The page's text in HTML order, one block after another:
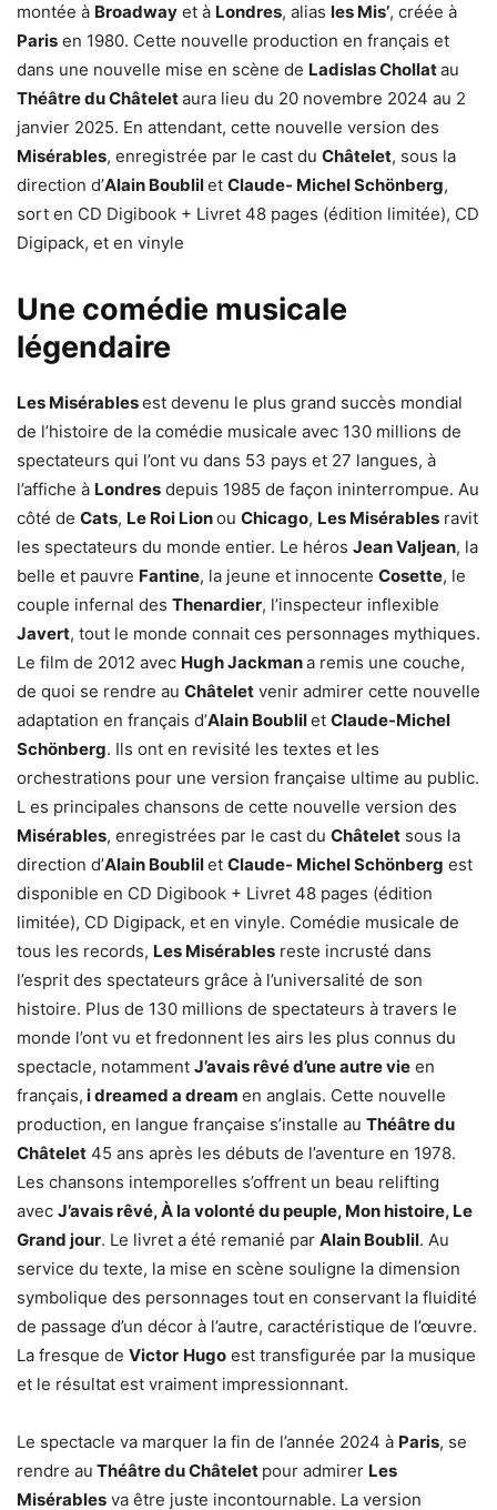
montée à Broadway et à Londres, alias les Mis’, créée à
Paris en 1980. Cette nouvelle production en français et
dans une nouvelle mise en scène de Ladislas Chollatau
Théâtre du Châteletaura lieu du 20 novembre 2024 au 2
janvier 2025. En attendant, cette nouvelle version des
Misérables, enregistrée par le cast du Châtelet, sous la
direction d’Alain Boublilet Claude- Michel Schönberg,
sort en CD Digibook + Livret 48 pages (édition limitée), CD
Digipack, et en vinyle
Une comédie musicale
légendaire
Les Misérablesest devenu le plus grand succès mondial
de l’histoire de la comédie musicale avec 130 millions de
spectateurs qui l’ont vu dans 53 pays et 27 langues, à
l’affiche à Londres depuis 1985 de façon ininterrompue. Au
côté de Cats, Le Roi Lionou Chicago, Les Misérables ravit
les spectateurs du monde entier. Le héros Jean Valjean, la
belle et pauvre Fantine, la jeune et innocente Cosette, le
couple infernal des Thenardier, l’inspecteur inflexible
Javert, tout le monde connait ces personnages mythiques.
Le film de 2012 avec Hugh Jackmana remis une couche,
de quoi se rendre au Châtelet venir admirer cette nouvelle
adaptation en français d’Alain Boublilet Claude-Michel
Schönberg. Ils ont en revisité les textes et les
orchestrations pour une version française ultime au public.
L es principales chansons de cette nouvelle version des
Misérables, enregistrées par le cast du Châtelet sous la
direction d’Alain Boublilet Claude- Michel Schönberg est
disponible en CD Digibook + Livret 48 pages (édition
limitée), CD Digipack, et en vinyle. Comédie musicale de
tous les records, Les Misérables reste incrusté dans
l’esprit des spectateurs grâce à l’universalité de son
histoire. Plus de 130 millions de spectateurs à travers le
monde l’ont vu et fredonnent les airs les plus connus du
spectacle, notamment J’avais rêvé d’une autre vie en
français, i dreamed a dream en anglais. Cette nouvelle
production, en langue française s’installe au Théâtre du
Châtelet 45 ans après les débuts de l’aventure en 1978.
Les chansons intemporelles s’offrent un beau relifting
avec J’avais rêvé, À la volonté du peuple, Mon histoire, Le
Grand jour. Le livret a été remanié par Alain Boublil. Au
service du texte, la mise en scène souligne la dimension
symbolique des personnages tout en conservant la fluidité
de passage d’un décor à l’autre, caractéristique de l’œuvre.
La fresque de Victor Hugo est transfigurée par la musique
et le résultat est vraiment impressionnant.
Le spectacle va marquer la fin de l’année 2024 à Paris, se
rendre au Théâtre du Châtelet pour admirer Les
Misérables va être juste incontournable. La version